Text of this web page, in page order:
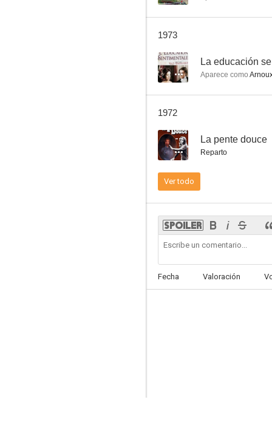
1973
-- La educación
Aparece como
1972
-- La pente douce
Reparto
Ver todo
Fecha Valoración